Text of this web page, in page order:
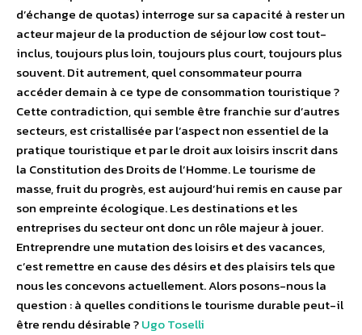
d’échange de quotas) interroge sur sa capacité à rester un
acteur majeur de la production de séjour low cost tout-
inclus, toujours plus loin, toujours plus court, toujours plus
souvent. Dit autrement, quel consommateur pourra
accéder demain à ce type de consommation touristique ?
Cette contradiction, qui semble être franchie sur d’autres
secteurs, est cristallisée par l’aspect non essentiel de la
pratique touristique et par le droit aux loisirs inscrit dans
la Constitution des Droits de l’Homme. Le tourisme de
masse, fruit du progrès, est aujourd’hui remis en cause par
son empreinte écologique. Les destinations et les
entreprises du secteur ont donc un rôle majeur à jouer.
Entreprendre une mutation des loisirs et des vacances,
c’est remettre en cause des désirs et des plaisirs tels que
nous les concevons actuellement. Alors posons-nous la
question : à quelles conditions le tourisme durable peut-il
être rendu désirable ?Ugo Toselli